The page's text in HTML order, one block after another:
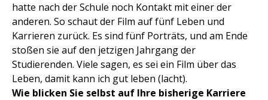
hatte nach der Schule noch Kontakt mit einer der
anderen. So schaut der Film auf fünf Leben und
Karrieren zurück. Es sind fünf Porträts, und am Ende
stoßen sie auf den jetzigen Jahrgang der
Studierenden. Viele sagen, es sei ein Film über das
Leben, damit kann ich gut leben (lacht).
Wie blicken Sie selbst auf Ihre bisherige Karriere